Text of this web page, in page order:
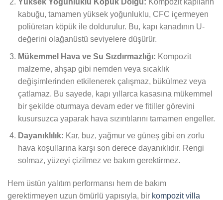
Yüksek Yoğunluklu Köpük Dolgu: Kompozit kapıların
kabuğu, tamamen yüksek yoğunluklu, CFC içermeyen
poliüretan köpük ile doldurulur. Bu, kapı kanadının U-
değerini olağanüstü seviyelere düşürür.
Mükemmel Hava ve Su Sızdırmazlığı: Kompozit
malzeme, ahşap gibi nemden veya sıcaklık
değişimlerinden etkilenerek çalışmaz, bükülmez veya
çatlamaz. Bu sayede, kapı yıllarca kasasına mükemmel
bir şekilde oturmaya devam eder ve fitiller görevini
kusursuzca yaparak hava sızıntılarını tamamen engeller.
Dayanıklılık: Kar, buz, yağmur ve güneş gibi en zorlu
hava koşullarına karşı son derece dayanıklıdır. Rengi
solmaz, yüzeyi çizilmez ve bakım gerektirmez.
Hem üstün yalıtım performansı hem de bakım
gerektirmeyen uzun ömürlü yapısıyla, bir kompozit villa